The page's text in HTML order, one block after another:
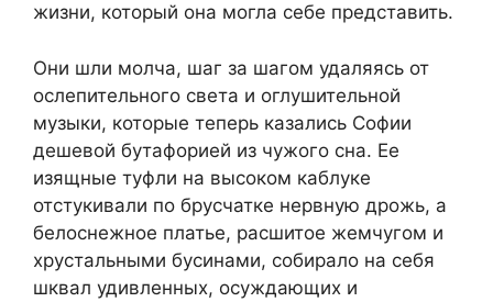
жизни, который она могла себе представить.
Они шли молча, шаг за шагом удаляясь от
ослепительного света и оглушительной
музыки, которые теперь казались Софии
дешевой бутафорией из чужого сна. Ее
изящные туфли на высоком каблуке
отстукивали по брусчатке нервную дрожь, а
белоснежное платье, расшитое жемчугом и
хрустальными бусинами, собирало на себя
шквал удивленных, осуждающих и